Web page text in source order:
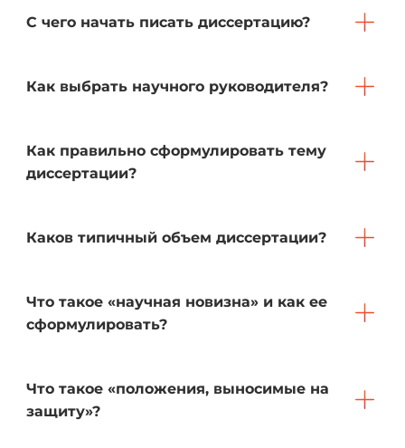
С чего начать писать диссертацию?
Как выбрать научного руководителя?
Как правильно сформулировать тему
диссертации?
Каков типичный объем диссертации?
Что такое «научная новизна» и как ее
сформулировать?
Что такое «положения, выносимые на
защиту»?